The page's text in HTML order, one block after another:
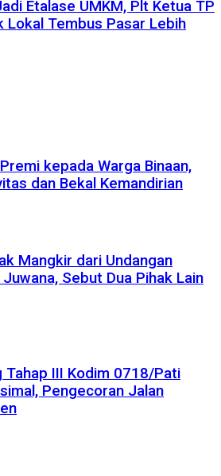
Etalase UMKM, Plt Ketua TP
Lokal Tembus Pasar Lebih
kepada Warga Binaan,
dan Bekal Kemandirian
Mangkir dari Undangan
Sebut Dua Pihak Lain
Tahap III Kodim 0718/Pati
Pengecoran Jalan